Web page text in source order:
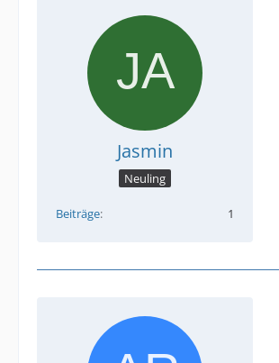
Jasmin
Neuling
Beiträge 1